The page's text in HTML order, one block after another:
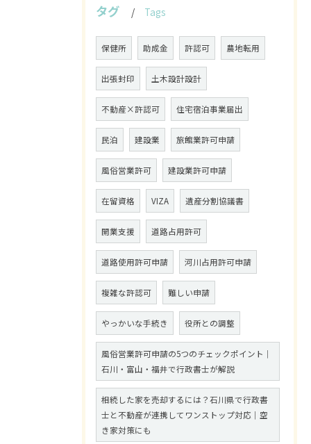
タグ Tags
保健所 助成金 許認可 農地転用
出張封印 土木設計設計
不動産×許認可 住宅宿泊事業届出
民泊 建設業 旅館業許可申請
風俗営業許可 建設業許可申請
在留資格 VIZA 遺産分割協議書
開業支援 道路占用許可
道路使用許可申請 河川占用許可申請
複雑な許認可 難しい申請
やっかいな手続き 役所との調整
風俗営業許可申請の5つのチェックポイント｜
石川・富山・福井で行政書士が解説
相続した家を売却するには？石川県で行政書
士と不動産が連携してワンストップ対応｜空
き家対策にも